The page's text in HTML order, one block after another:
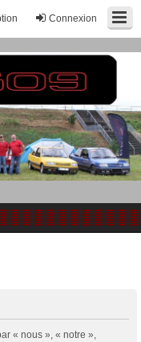
Connexion
« nous », « notre »,